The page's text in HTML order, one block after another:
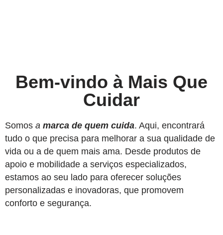
Bem-vindo à Mais Que
Cuidar
Somos a marca de quem cuida. Aqui, encontrará
tudo o que precisa para melhorar a sua qualidade de
vida ou a de quem mais ama. Desde produtos de
apoio e mobilidade a serviços especializados,
estamos ao seu lado para oferecer soluções
personalizadas e inovadoras, que promovem
conforto e segurança.